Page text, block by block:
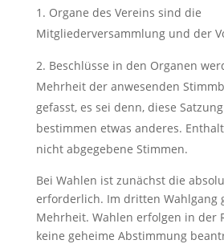
Organe des Vereins sind die
Mitgliederversammlung und der
Beschlüsse in den Organen
Mehrheit der anwesenden
gefasst, es sei denn, diese
bestimmen etwas anderes.
nicht abgegebene Stimmen.
Bei Wahlen ist zunächst die
erforderlich. Im dritten Wahlgang
Mehrheit. Wahlen erfolgen in der
keine geheime Abstimmung